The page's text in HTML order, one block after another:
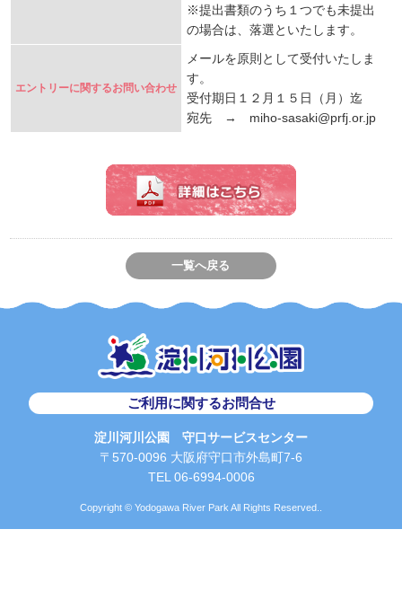
※提出書類のうち１つでも未提出
の場合は、落選といたします。
エントリーに関するお問い合わせ
メールを原則として受付いたしま
す。
受付期日１２月１５日（月）迄
宛先 → miho-sasaki@prfj.or.jp
一覧へ戻る
ご利用に関するお問合せ
淀川河川公園 守口サービスセンター
〒570-0096 大阪府守口市外島町7-6
TEL 06-6994-0006
Copyright © Yodogawa River Park All Rights Reserved..